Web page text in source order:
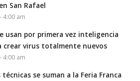
San Rafael
4:00 am
usan por primera vez inteligencia
crear virus totalmente nuevos
4:00 am
técnicas se suman a la Feria Franca